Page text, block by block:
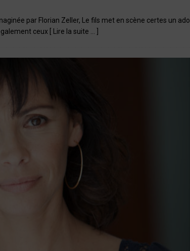
par Florian Zeller, Le fils met en scène certes un ado
ceux
[ Lire la suite … ]